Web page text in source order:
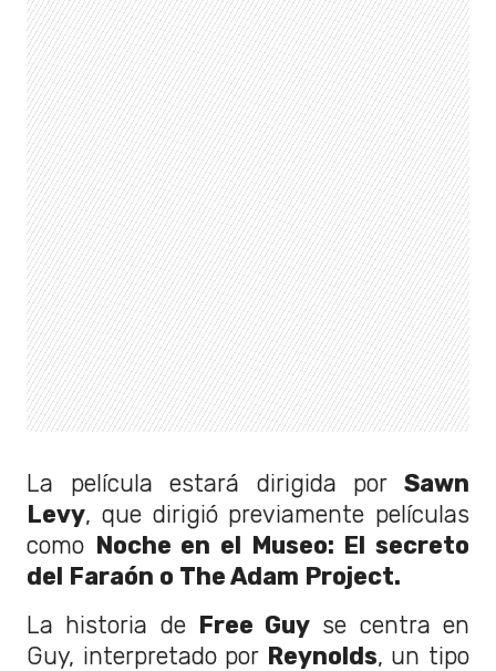
La película estará dirigida por Sawn
Levy, que dirigió previamente películas
como Noche en el Museo: El secreto
del Faraón o The Adam Project.
La historia de Free Guy se centra en
Guy, interpretado por Reynolds, un tipo